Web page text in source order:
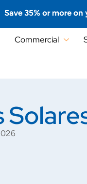
Save 35% or more
Commercial